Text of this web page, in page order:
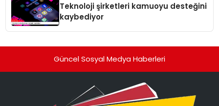
Teknoloji şirketleri kamuoyu desteğini
kaybediyor
Güncel Sosyal Medya Haberleri